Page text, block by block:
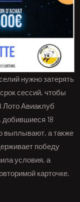
нужно затерять
сессий, чтобы
Лото Авиаклуб
18
выплывают, а также
победу
условия, а
карточке.